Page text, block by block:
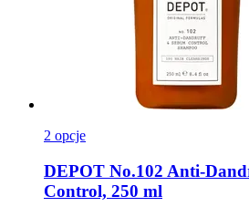
2 opcje
DEPOT No.102 Anti-​
Control, 250 ml